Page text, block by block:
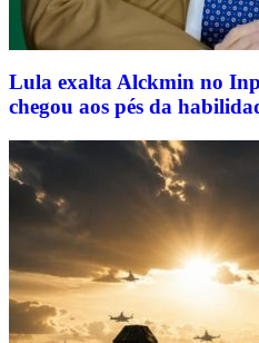
Lula exalta Alckmin no
chegou aos pés da